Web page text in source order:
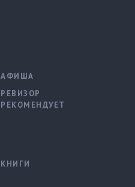
АФИША
РЕВИЗОР
РЕКОМЕНДУЕТ
КНИГИ